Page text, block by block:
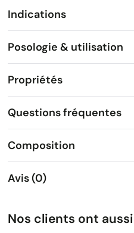
Indications
Posologie & utilisation
Propriétés
Questions fréquentes
Composition
Avis (0)
Nos clients ont